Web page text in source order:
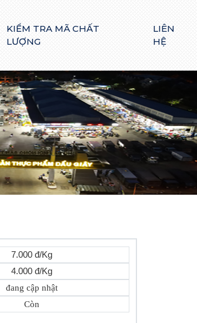
KIỂM TRA MÃ CHẤT
LƯỢNG
LIÊN
HỆ
7.000 đ/Kg
4.000 đ/Kg
đang cập nhật
Còn